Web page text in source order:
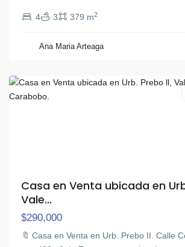
4 3 379 m2
Ana Maria Arteaga
Prebo,
Casa en Venta ubicada en
Vale...
$290,000
🔖 Casa en Venta en Urb. Prebo II. Calle